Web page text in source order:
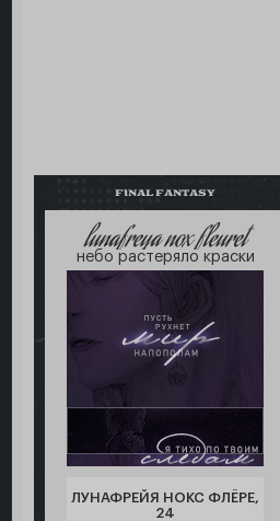
FINAL FANTASY
lunafreya nox fleuret
небо растеряло краски
ЛУНАФРЕЙЯ НОКС ФЛЁРЕ,
24